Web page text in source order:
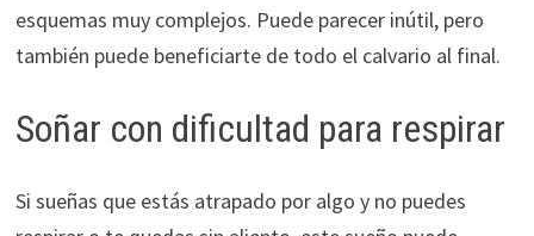
esquemas muy complejos. Puede parecer inútil, pero
también puede beneficiarte de todo el calvario al final.
Soñar con dificultad para respirar
Si sueñas que estás atrapado por algo y no puedes